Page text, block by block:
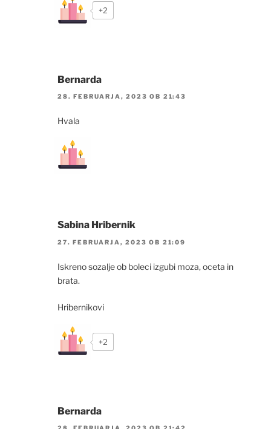
+2
Bernarda
28. FEBRUARJA, 2023 OB 21:43
Hvala
Sabina Hribernik
27. FEBRUARJA, 2023 OB 21:09
Iskreno sozalje ob boleci izgubi moza, oceta in
brata.
Hribernikovi
+2
Bernarda